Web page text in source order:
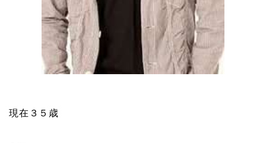
現在３５歳